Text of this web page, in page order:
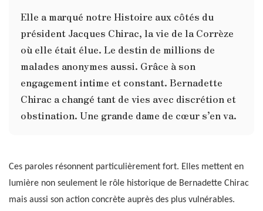
Elle a marqué notre Histoire aux côtés du
président Jacques Chirac, la vie de la Corrèze
où elle était élue. Le destin de millions de
malades anonymes aussi. Grâce à son
engagement intime et constant. Bernadette
Chirac a changé tant de vies avec discrétion et
obstination. Une grande dame de cœur s’en va.
Ces paroles résonnent particulièrement fort. Elles mettent en
lumière non seulement le rôle historique de Bernadette Chirac
mais aussi son action concrète auprès des plus vulnérables.